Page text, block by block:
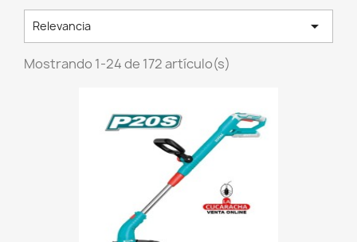
Relevancia 
Mostrando 1-24 de 172 artículo(s)